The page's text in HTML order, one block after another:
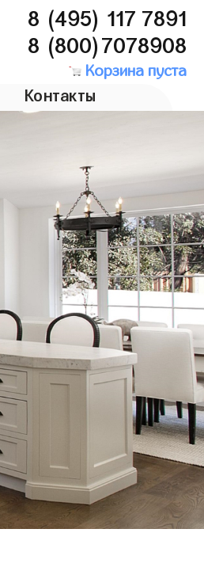
8 (495) 117 7891
8 (800)7078908
Корзина пуста
Контакты